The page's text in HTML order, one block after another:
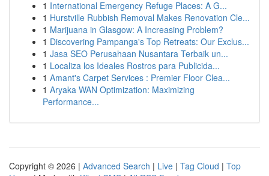
1 International Emergency Refuge Places: A G...
1 Hurstville Rubbish Removal Makes Renovation Cle...
1 Marijuana in Glasgow: A Increasing Problem?
1 Discovering Pampanga's Top Retreats: Our Exclus...
1 Jasa SEO Perusahaan Nusantara Terbaik un...
1 Localiza los Ideales Rostros para Publicida...
1 Amant's Carpet Services : Premier Floor Clea...
1 Aryaka WAN Optimization: Maximizing
Performance...
Copyright © 2026 | Advanced Search | Live | Tag Cloud | Top